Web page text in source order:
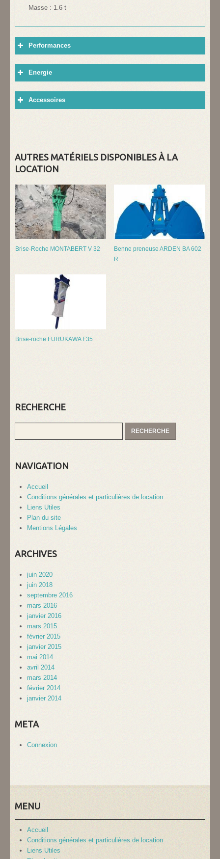
Masse : 1.6 t
Performances
Energie
Accessoires
AUTRES MATÉRIELS DISPONIBLES À LA
LOCATION
Brise-Roche MONTABERT V 32
Benne preneuse ARDEN BA 602
R
Brise-roche FURUKAWA F35
RECHERCHE
NAVIGATION
Accueil
Conditions générales et particulières de location
Liens Utiles
Plan du site
Mentions Légales
ARCHIVES
juin 2020
juin 2018
septembre 2016
mars 2016
janvier 2016
mars 2015
février 2015
janvier 2015
mai 2014
avril 2014
mars 2014
février 2014
janvier 2014
META
Connexion
MENU
Accueil
Conditions générales et particulières de location
Liens Utiles